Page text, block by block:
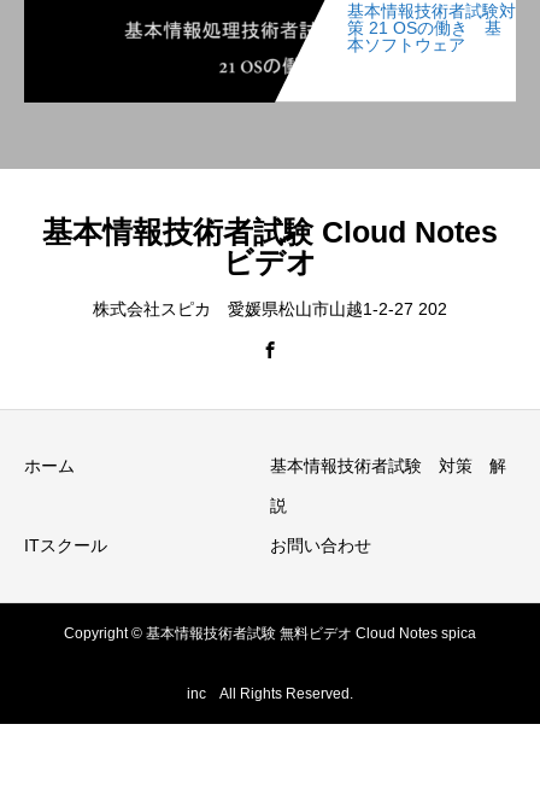
基本情報技術者試験対
策 21 OSの働き 基
本ソフトウェア
基本情報技術者試験 Cloud Notes
ビデオ
株式会社スピカ 愛媛県松山市山越1-2-27 202
ホーム 基本情報技術者試験 対策 解
説
ITスクール お問い合わせ
Copyright © 基本情報技術者試験 無料ビデオ Cloud Notes spica
inc All Rights Reserved.